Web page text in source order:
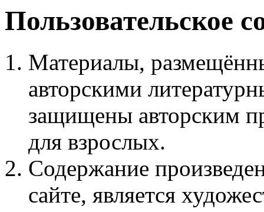
Пользовательское
Материалы,
авторскими
защищены авторским
для взрослых.
Содержание
сайте, является